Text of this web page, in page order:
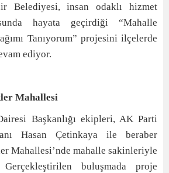
Belediyesi, insan odaklı hizmet
hayata geçirdiği “Mahalle
Tanıyorum” projesini ilçelerde
ediyor.
Mahallesi
Başkanlığı ekipleri, AK Parti
Hasan Çetinkaya ile beraber
Mahallesi’nde mahalle sakinleriyle
buluşmada proje